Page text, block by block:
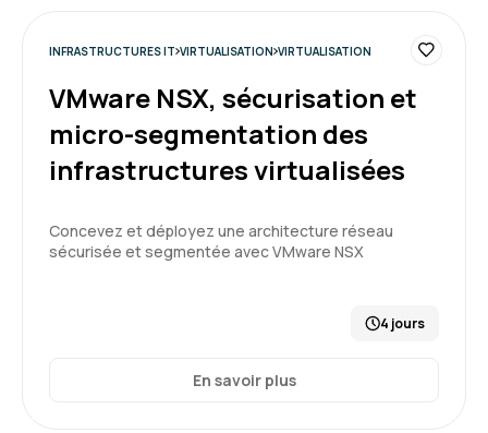
INFRASTRUCTURES IT VIRTUALISATION VIRTUALISATION
VMware NSX, sécurisation et
micro-segmentation des
infrastructures virtualisées
Concevez et déployez une architecture réseau
sécurisée et segmentée avec VMware NSX
4 jours
En savoir plus